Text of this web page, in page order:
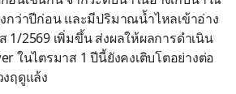
กว่าปีก่อน และมีปริมาณน้ำไหลเข้าอ่าง
1/2569 เพิ่มขึ้น ส่งผลให้ผลการดำเนิน
ในไตรมาส 1 ปีนี้ยังคงเติบโตอย่างต่อ
ฤดูแล้ง